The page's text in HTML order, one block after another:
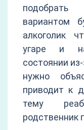
вариантом
алкоголик
угаре и
состоянии
нужно
приводит к
тему
родственник